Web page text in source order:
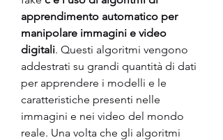
apprendimento automatico per
manipolare immagini e video
digitali. Questi algoritmi vengono
addestrati su grandi quantità di dati
per apprendere i modelli e le
caratteristiche presenti nelle
immagini e nei video del mondo
reale. Una volta che gli algoritmi